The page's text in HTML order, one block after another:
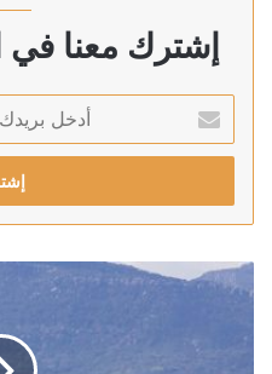
إشترك معنا في
بريدك
الإلكتروني